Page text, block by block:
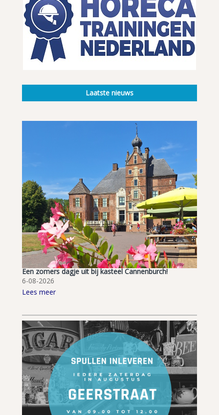
Laatste nieuws
Een zomers dagje uit bij kasteel Cannenburch!
6-08-2026
Lees meer